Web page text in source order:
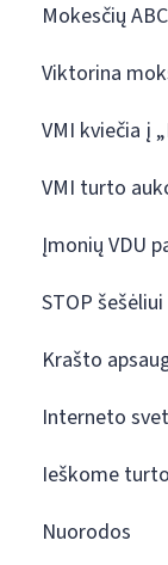
Mokesčių ABC
Viktorina
VMI kviečia į
VMI turto
Įmonių VDU
STOP šešėliui
Krašto
Interneto
Ieškome
Nuorodos